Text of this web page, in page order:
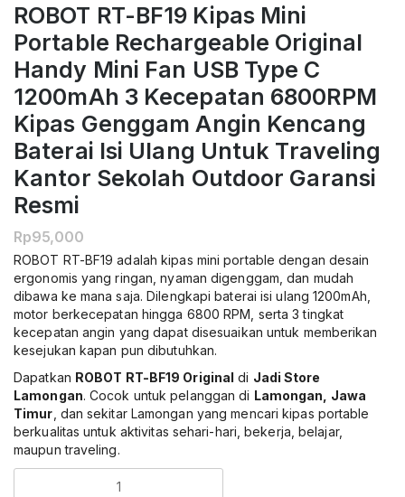
ROBOT RT-BF19 Kipas Mini
Portable Rechargeable Original
Handy Mini Fan USB Type C
1200mAh 3 Kecepatan 6800RPM
Kipas Genggam Angin Kencang
Baterai Isi Ulang Untuk Traveling
Kantor Sekolah Outdoor Garansi
Resmi
Rp95,000
ROBOT RT-BF19 adalah kipas mini portable dengan desain
ergonomis yang ringan, nyaman digenggam, dan mudah
dibawa ke mana saja. Dilengkapi baterai isi ulang 1200mAh,
motor berkecepatan hingga 6800 RPM, serta 3 tingkat
kecepatan angin yang dapat disesuaikan untuk memberikan
kesejukan kapan pun dibutuhkan.
Dapatkan ROBOT RT-BF19 Original di Jadi Store
Lamongan. Cocok untuk pelanggan di Lamongan, Jawa
Timur , dan sekitar Lamongan yang mencari kipas portable
berkualitas untuk aktivitas sehari-hari, bekerja, belajar,
maupun traveling.